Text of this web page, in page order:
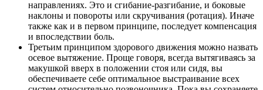
направлениях. Это и сгибание-разгибание, и боковые
наклоны и повороты или скручивания (ротация). Иначе
также как и в первом принципе, последует компенсация
и впоследствии боль.
Третьим принципом здорового движения можно назвать
осевое вытяжение. Проще говоря, всегда вытягиваясь за
макушкой вверх в положении стоя или сидя, вы
обеспечиваете себе оптимальное выстраивание всех